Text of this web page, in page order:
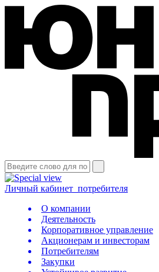
Личный кабинет потребителя
О компании
Деятельность
Корпоративное управление
Акционерам и инвесторам
Потребителям
Закупки